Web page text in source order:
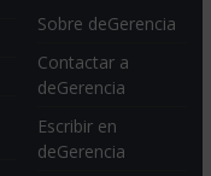
Sobre deGerencia
Contactar a
deGerencia
Escribir en
deGerencia